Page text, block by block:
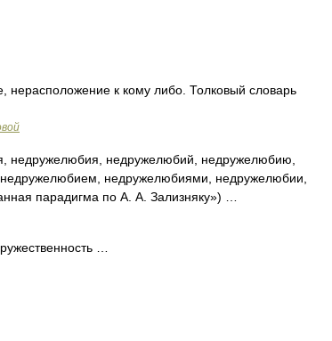
к кому либо. Толковый словарь
недружелюбия, недружелюбий, недружелюбию,
недружелюбиями, недружелюбии,
парадигма по А. А. Зализняку») …
…